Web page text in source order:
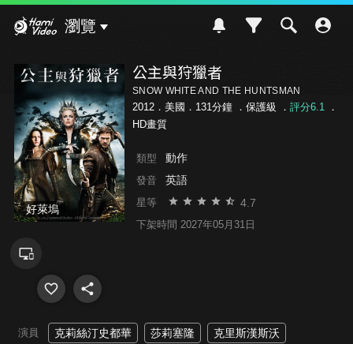
瀏覽
好萊塢
公主與狩獵者
SNOW WHITE AND THE HUNTSMAN
2012．美國．131分鐘 ． 保護級 ． 評分6.1．
HD畫質
類型 動作
發音 英語
星等 4.7
下架時間 2027年05月31日
演員 克莉絲汀史都華 莎莉塞隆 克里斯漢斯沃